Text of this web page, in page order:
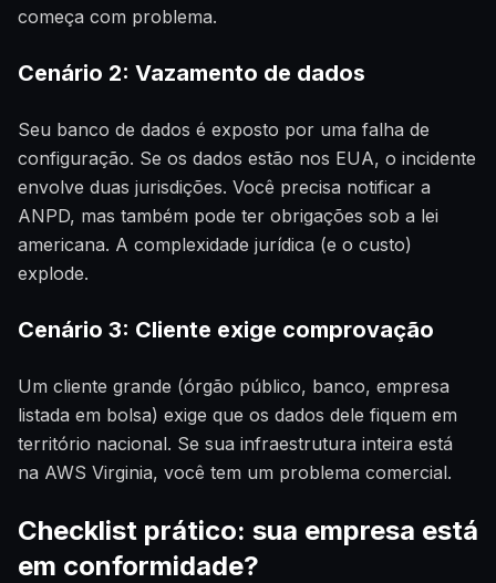
começa com problema.
Cenário 2: Vazamento de dados
Seu banco de dados é exposto por uma falha de
configuração. Se os dados estão nos EUA, o incidente
envolve duas jurisdições. Você precisa notificar a
ANPD, mas também pode ter obrigações sob a lei
americana. A complexidade jurídica (e o custo)
explode.
Cenário 3: Cliente exige comprovação
Um cliente grande (órgão público, banco, empresa
listada em bolsa) exige que os dados dele fiquem em
território nacional. Se sua infraestrutura inteira está
na AWS Virginia, você tem um problema comercial.
Checklist prático: sua empresa está
em conformidade?